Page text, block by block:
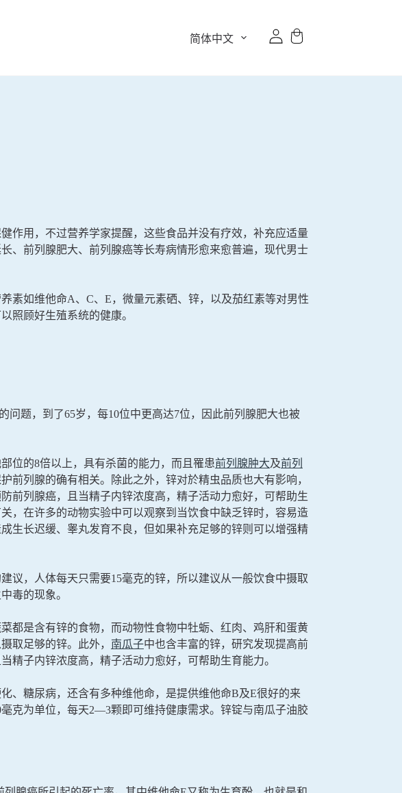
简体中文
作用，不过营养学家提醒，这些食品并没有疗效，补充应适量
、前列腺肥大、前列腺癌等长寿病情形愈来愈普遍，现代男士
素如维他命A、C、E，微量元素硒、锌，以及茄红素等对男性
照顾好生殖系统的健康。
问题，到了65岁，每10位中更高达7位，因此前列腺肥大也被
位的8倍以上，具有杀菌的能力，而且罹患前列腺肿大及前列
前列腺的确有相关。除此之外，锌对於精虫品质也大有影响，
前列腺癌，且当精子内锌浓度高，精子活动力愈好，可帮助生
，在许多的动物实验中可以观察到当饮食中缺乏锌时，容易造
生长迟缓、睾丸发育不良，但如果补充足够的锌则可以增强精
议，人体每天只需要15毫克的锌，所以建议从一般饮食中摄取
毒的现象。
都是含有锌的食物，而动物性食物中牡蛎、红肉、鸡肝和蛋黄
取足够的锌。此外， 南瓜子中也含丰富的锌，研究发现提高前
精子内锌浓度高，精子活动力愈好，可帮助生育能力。
、糖尿病，还含有多种维他命，是提供维他命B及E很好的来
克为单位，每天2—3颗即可维持健康需求。锌锭与南瓜子油胶